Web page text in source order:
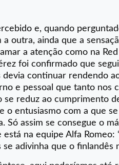
e, quando
outra, ainda que a
a atenção como na
foi confirmado que
continuar rendendo
e pessoal que tanto nos
se reduz ao cumprimento
o entusiasmo com a que
Só assim se consegue o
na equipe Alfa Romeo:
se adivinha que o